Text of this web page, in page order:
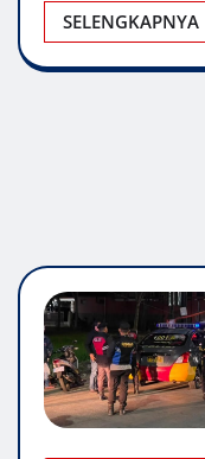
SELENGKAPNYA